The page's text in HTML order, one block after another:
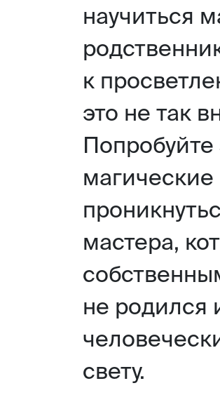
научиться
к
это не так
Попробуйте
мастера,
не родился
свету.